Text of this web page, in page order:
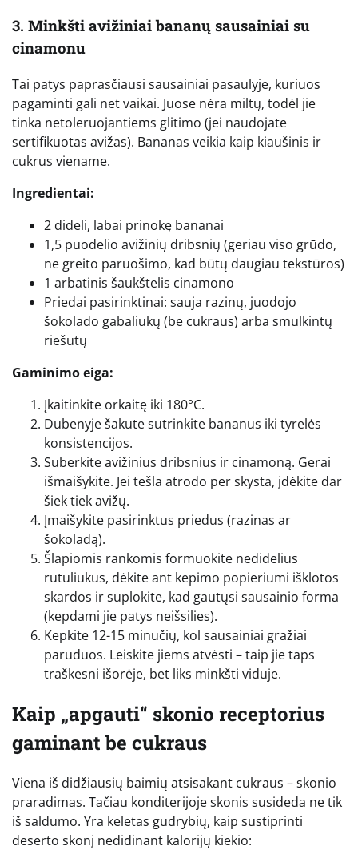
3. Minkšti avižiniai bananų sausainiai su
cinamonu
Tai patys paprasčiausi sausainiai pasaulyje, kuriuos
pagaminti gali net vaikai. Juose nėra miltų, todėl jie
tinka netoleruojantiems glitimo (jei naudojate
sertifikuotas avižas). Bananas veikia kaip kiaušinis ir
cukrus viename.
Ingredientai:
2 dideli, labai prinokę bananai
1,5 puodelio avižinių dribsnių (geriau viso grūdo,
ne greito paruošimo, kad būtų daugiau tekstūros)
1 arbatinis šaukštelis cinamono
Priedai pasirinktinai: sauja razinų, juodojo
šokolado gabaliukų (be cukraus) arba smulkintų
riešutų
Gaminimo eiga:
Įkaitinkite orkaitę iki 180°C.
Dubenyje šakute sutrinkite bananus iki tyrelės
konsistencijos.
Suberkite avižinius dribsnius ir cinamoną. Gerai
išmaišykite. Jei tešla atrodo per skysta, įdėkite dar
šiek tiek avižų.
Įmaišykite pasirinktus priedus (razinas ar
šokoladą).
Šlapiomis rankomis formuokite nedidelius
rutuliukus, dėkite ant kepimo popieriumi išklotos
skardos ir suplokite, kad gautųsi sausainio forma
(kepdami jie patys neišsilies).
Kepkite 12-15 minučių, kol sausainiai gražiai
paruduos. Leiskite jiems atvėsti – taip jie taps
traškesni išorėje, bet liks minkšti viduje.
Kaip „apgauti“ skonio receptorius
gaminant be cukraus
Viena iš didžiausių baimių atsisakant cukraus – skonio
praradimas. Tačiau konditerijoje skonis susideda ne tik
iš saldumo. Yra keletas gudrybių, kaip sustiprinti
deserto skonį nedidinant kalorijų kiekio: